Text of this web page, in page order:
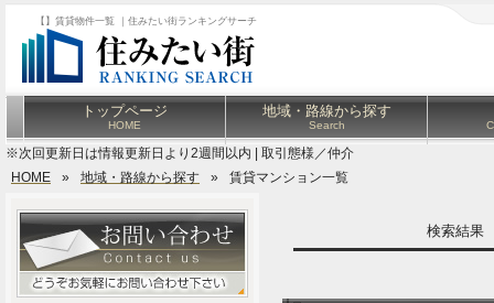
【】賃貸物件一覧 ｜住みたい街ランキングサーチ
トップページ
HOME
地域・路線から探す
Search
※次回更新日は情報更新日より2週間以内 | 取引態様／仲介
HOME
» 地域・路線から探す » 賃貸マンション一覧
検索結